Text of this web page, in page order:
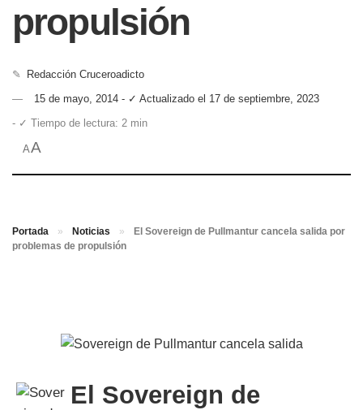
propulsión
✎
Redacción Cruceroadicto
15 de mayo, 2014 - ✓ Actualizado el 17 de septiembre, 2023
- ✓ Tiempo de lectura: 2 min
AA
Portada » Noticias »
El Sovereign de Pullmantur cancela salida por
problemas de propulsión
El Sovereign de